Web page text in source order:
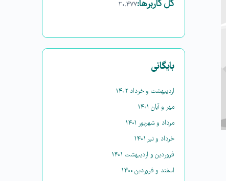
کل کاربرها:۳۰,۴۷۷
بایگانی
اردیبهشت و خرداد ۱۴۰۲
مهر و آبان ۱۴۰۱
مرداد و شهریور ۱۴۰۱
خرداد و تیر ۱۴۰۱
فروردین و اردیبهشت ۱۴۰۱
اسفند و فروردین ۱۴۰۰